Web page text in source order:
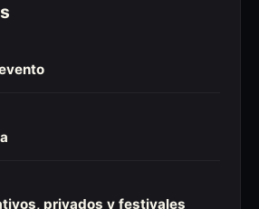
privados y festivales